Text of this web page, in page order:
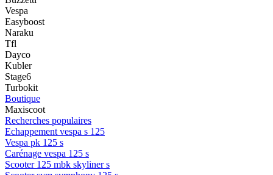
Vespa
Easyboost
Naraku
Tfl
Dayco
Kubler
Stage6
Turbokit
Boutique
Maxiscoot
Recherches populaires
Echappement vespa s 125
Vespa pk 125 s
Carénage vespa 125 s
Scooter 125 mbk skyliner s